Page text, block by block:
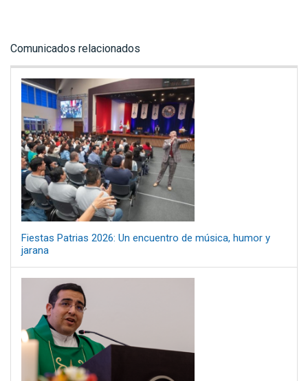
Comunicados relacionados
Fiestas Patrias 2026: Un encuentro de música, humor y
jarana